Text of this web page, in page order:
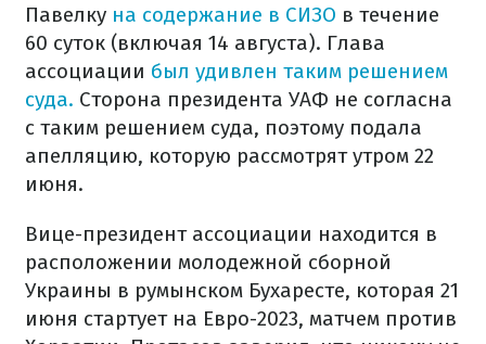
Павелку на содержание в СИЗО в течение
60 суток (включая 14 августа). Глава
ассоциации был удивлен таким решением
суда. Сторона президента УАФ не согласна
с таким решением суда, поэтому подала
апелляцию, которую рассмотрят утром 22
июня.
Вице-президент ассоциации находится в
расположении молодежной сборной
Украины в румынском Бухаресте, которая 21
июня стартует на Евро-2023, матчем против